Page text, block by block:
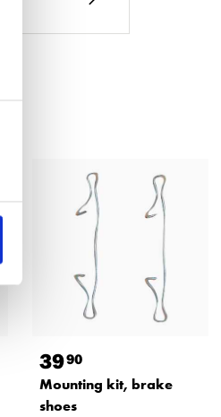
3990
Mounting kit, brake
shoes